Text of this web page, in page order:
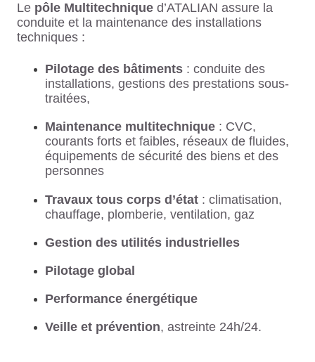
Le pôle Multitechnique d’ATALIAN assure la
conduite et la maintenance des installations
techniques :
Pilotage des bâtiments : conduite des
installations, gestions des prestations sous-
traitées,
Maintenance multitechnique : CVC,
courants forts et faibles, réseaux de fluides,
équipements de sécurité des biens et des
personnes
Travaux tous corps d’état : climatisation,
chauffage, plomberie, ventilation, gaz
Gestion des utilités industrielles
Pilotage global
Performance énergétique
Veille et prévention, astreinte 24h/24.